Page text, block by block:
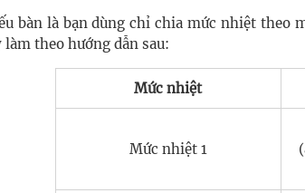
bàn là bạn dùng chỉ chia mức nhiệt theo
làm theo hướng dẫn sau:
Mức nhiệt
Mức nhiệt 1